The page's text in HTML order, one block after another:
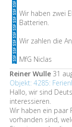
Wir haben zwei
Batterien.
Wir zahlen die
MfG Niclas
Reiner Wulle 31
Objekt: 4285:
Hallo, wir sind
interessieren.
Wir haben ein paar
vorhanden sind,